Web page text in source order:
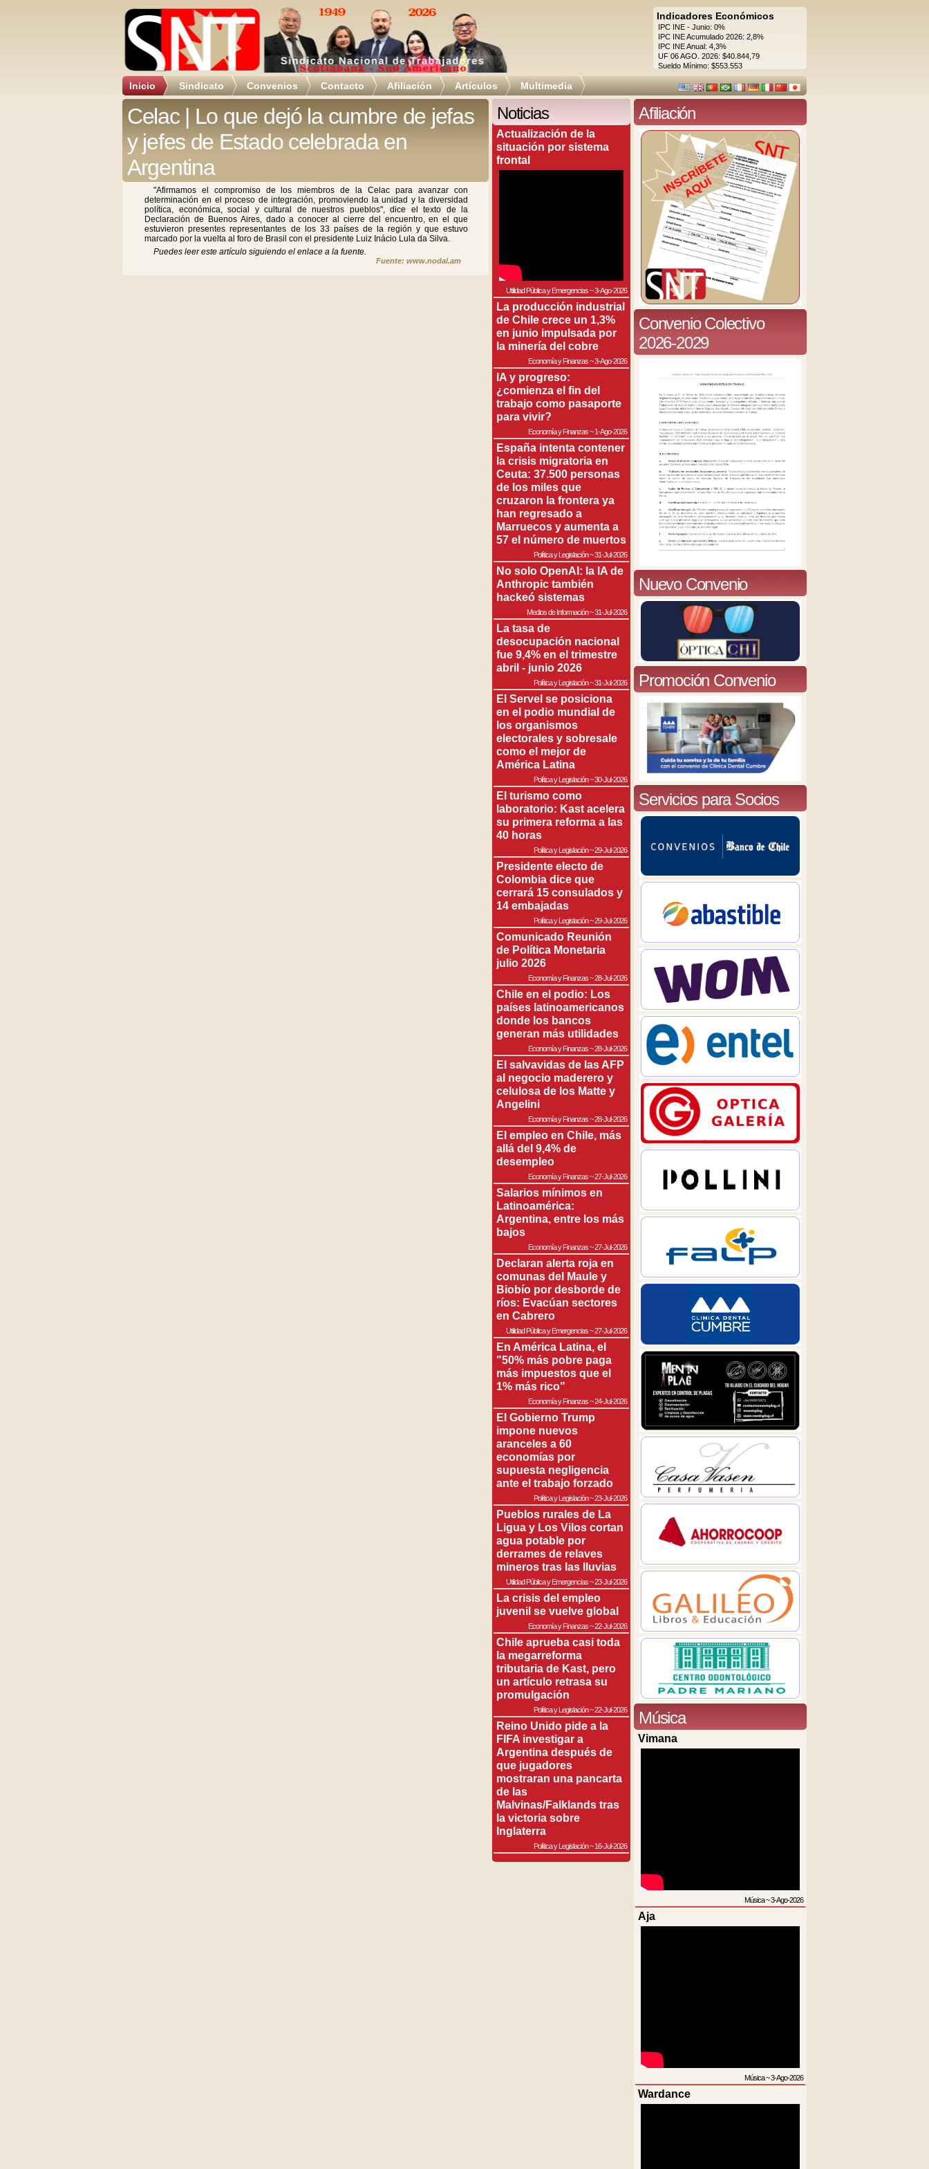
Indicadores Económicos
IPC INE - Junio: 0%
IPC INE Acumulado 2026: 2,8%
IPC INE Anual: 4,3%
UF 06 AGO. 2026: $40.844,79
Sueldo Mínimo: $553.553
Inicio Sindicato Convenios Contacto Afiliación Artículos Multimedia
Celac | Lo que dejó la cumbre de jefas
y jefes de Estado celebrada en
Argentina
"Afirmamos el compromiso de los miembros de la Celac para avanzar con
determinación en el proceso de integración, promoviendo la unidad y la diversidad
política, económica, social y cultural de nuestros pueblos", dice el texto de la
Declaración de Buenos Aires, dado a conocer al cierre del encuentro, en el que
estuvieron presentes representantes de los 33 países de la región y que estuvo
marcado por la vuelta al foro de Brasil con el presidente Luiz Inácio Lula da Silva.
Puedes leer este artículo siguiendo el enlace a la fuente.
Fuente: www.nodal.am
Noticias
Actualización de la
situación por sistema
frontal
Utilidad Pública y Emergencias~3-Ago-2026
La producción industrial
de Chile crece un 1,3%
en junio impulsada por
la minería del cobre
Economía y Finanzas~3-Ago-2026
IA y progreso:
¿comienza el fin del
trabajo como pasaporte
para vivir?
Economía y Finanzas~1-Ago-2026
España intenta contener
la crisis migratoria en
Ceuta: 37.500 personas
de los miles que
cruzaron la frontera ya
han regresado a
Marruecos y aumenta a
57 el número de muertos
Política y Legislación~31-Jul-2026
No solo OpenAI: la IA de
Anthropic también
hackeó sistemas
Medios de Información~31-Jul-2026
La tasa de
desocupación nacional
fue 9,4% en el trimestre
abril - junio 2026
Política y Legislación~31-Jul-2026
El Servel se posiciona
en el podio mundial de
los organismos
electorales y sobresale
como el mejor de
América Latina
Política y Legislación~30-Jul-2026
El turismo como
laboratorio: Kast acelera
su primera reforma a las
40 horas
Política y Legislación~29-Jul-2026
Presidente electo de
Colombia dice que
cerrará 15 consulados y
14 embajadas
Política y Legislación~29-Jul-2026
Comunicado Reunión
de Política Monetaria
julio 2026
Economía y Finanzas~28-Jul-2026
Chile en el podio: Los
países latinoamericanos
donde los bancos
generan más utilidades
Economía y Finanzas~28-Jul-2026
El salvavidas de las AFP
al negocio maderero y
celulosa de los Matte y
Angelini
Economía y Finanzas~28-Jul-2026
El empleo en Chile, más
allá del 9,4% de
desempleo
Economía y Finanzas~27-Jul-2026
Salarios mínimos en
Latinoamérica:
Argentina, entre los más
bajos
Economía y Finanzas~27-Jul-2026
Declaran alerta roja en
comunas del Maule y
Biobío por desborde de
ríos: Evacúan sectores
en Cabrero
Utilidad Pública y Emergencias~27-Jul-2026
En América Latina, el
"50% más pobre paga
más impuestos que el
1% más rico"
Economía y Finanzas~24-Jul-2026
El Gobierno Trump
impone nuevos
aranceles a 60
economías por
supuesta negligencia
ante el trabajo forzado
Política y Legislación~23-Jul-2026
Pueblos rurales de La
Ligua y Los Vilos cortan
agua potable por
derrames de relaves
mineros tras las lluvias
Utilidad Pública y Emergencias~23-Jul-2026
La crisis del empleo
juvenil se vuelve global
Economía y Finanzas~22-Jul-2026
Chile aprueba casi toda
la megarreforma
tributaria de Kast, pero
un artículo retrasa su
promulgación
Política y Legislación~22-Jul-2026
Reino Unido pide a la
FIFA investigar a
Argentina después de
que jugadores
mostraran una pancarta
de las
Malvinas/Falklands tras
la victoria sobre
Inglaterra
Política y Legislación~16-Jul-2026
Afiliación
Convenio Colectivo
2026-2029
Nuevo Convenio
Promoción Convenio
Servicios para Socios
Música
Vimana
Música~3-Ago-2026
Aja
Música~3-Ago-2026
Wardance